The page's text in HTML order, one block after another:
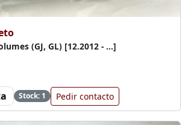
(GJ, GL) [12.2012 - ...]
Stock: 1 Pedir contacto